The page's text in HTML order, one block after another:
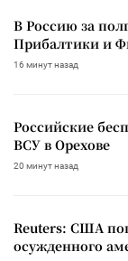
В Россию за
Прибалтики и
16 минут назад
Российские
ВСУ в Орехове
20 минут назад
Reuters: США
осужденного